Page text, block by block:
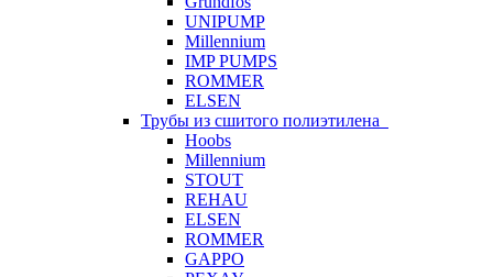
UNIPUMP
Millennium
IMP PUMPS
ROMMER
ELSEN
Трубы из сшитого полиэтилена
Hoobs
Millennium
STOUT
REHAU
ELSEN
ROMMER
GAPPO